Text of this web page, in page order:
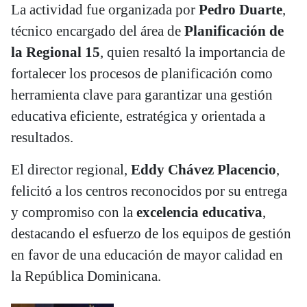
La actividad fue organizada por Pedro Duarte,
técnico encargado del área de Planificación de
la Regional 15, quien resaltó la importancia de
fortalecer los procesos de planificación como
herramienta clave para garantizar una gestión
educativa eficiente, estratégica y orientada a
resultados.
El director regional, Eddy Chávez Placencio,
felicitó a los centros reconocidos por su entrega
y compromiso con la excelencia educativa,
destacando el esfuerzo de los equipos de gestión
en favor de una educación de mayor calidad en
la República Dominicana.